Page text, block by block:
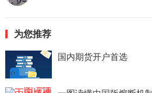
为您推荐
国内期货开户首选